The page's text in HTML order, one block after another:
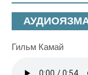
Гильм Камай